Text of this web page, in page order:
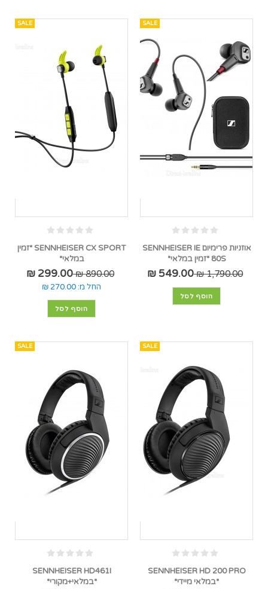
SALE
אוזניות פרימיום SENNHEISER IE
80S *זמין במלאי*
1,790.00 ₪
549.00 ₪
הוסף לסל
SALE
SENNHEISER CX SPORT *זמין
במלאי*
890.00 ₪
299.00 ₪
החל מ: 270.00 ₪
הוסף לסל
SALE
SENNHEISER HD 200 PRO
*במלאי מיידי*
SALE
SENNHEISER HD461I
*במלאי+מקורי*